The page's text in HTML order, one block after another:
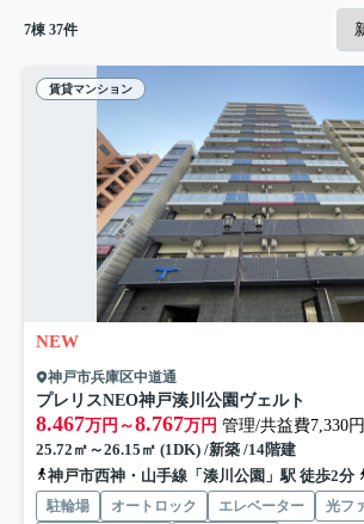
7棟 37件
賃貸マンション
NEW
神戸市兵庫区中道通
プレリスNEO神戸湊川公園ヴェルト
8.467万円～8.767万円 管理/共益費7,330
25.72㎡～26.15㎡ (1DK) /新築 /14階建
神戸市西神・山手線「湊川公園」駅 徒歩2分
駐輪場 オートロック エレベーター
光フ